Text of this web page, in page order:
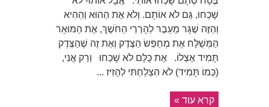
שָׁכְחוּ, גַּם לֹא אוֹתָם. וְלֹא אֶת הַהוּא וְהַהִיא
וְהַזֶּה שֶׁגָּר מֵעֵבֶר לְהָרְרֵי הַחֹשֶׁךְ, אֶת הַמּוּאָר
הַמְּשֻׁלָּח אֶת מְחַפֵּשׂ הַצֶּדֶק וְאֶת זֶה שֶׁהַצֶּדֶק
תָּמִיד אֶצְלוֹ. אֶת כֻּלָּם לֹא שָׁכְחוּ וְרַק אֲנִי,
(כְּמוֹ תָּמִיד) לֹא הִצְלַחְתִּי לְהָזִיז ...
קרא עוד »